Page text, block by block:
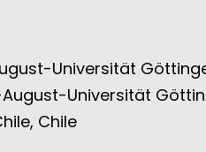
Universität
Universität
Chile